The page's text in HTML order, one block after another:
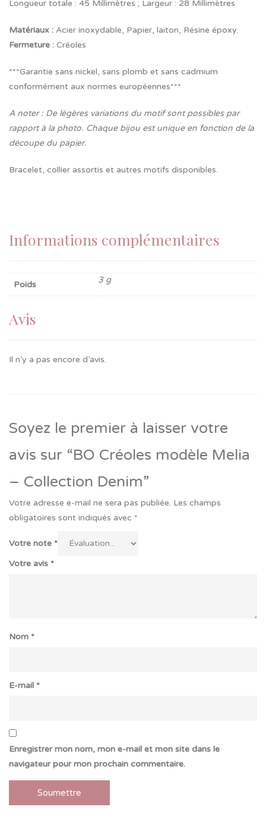
Longueur totale : 45 Millimètres ; Largeur : 28 Millimètres
Matériaux : Acier inoxydable, Papier, laiton, Résine époxy.
Fermeture : Créoles
***Garantie sans nickel, sans plomb et sans cadmium
conformément aux normes européennes***
A noter : De légères variations du motif sont possibles par
rapport à la photo. Chaque bijou est unique en fonction de la
découpe du papier.
Bracelet, collier assortis et autres motifs disponibles.
Informations complémentaires
Poids 3 g
Avis
Il n’y a pas encore d’avis.
Soyez le premier à laisser votre
avis sur “BO Créoles modèle Melia
– Collection Denim”
Votre adresse e-mail ne sera pas publiée. Les champs
obligatoires sont indiqués avec *
Votre note *
Votre avis *
Nom *
E-mail *
Enregistrer mon nom, mon e-mail et mon site dans le
navigateur pour mon prochain commentaire.